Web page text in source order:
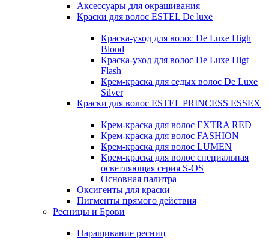
Аксессуары для окрашивания
Краски для волос ESTEL De luxe
Краска-уход для волос De Luxe High
Blond
Краска-уход для волос De Luxe Higt
Flash
Крем-краска для седых волос De Luxe
Silver
Краски для волос ESTEL PRINCESS ESSEX
Крем-краска для волос EXTRA RED
Крем-краска для волос FASHION
Крем-краска для волос LUMEN
Крем-краска для волос специальная
осветляющая серия S-OS
Основная палитра
Оксигенты для краски
Пигменты прямого действия
Ресницы и Брови
Наращивание ресниц